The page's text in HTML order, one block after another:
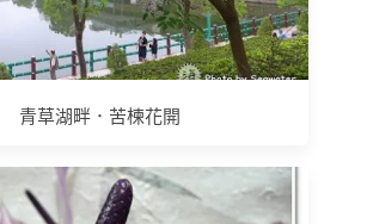
青草湖畔．苦楝花開